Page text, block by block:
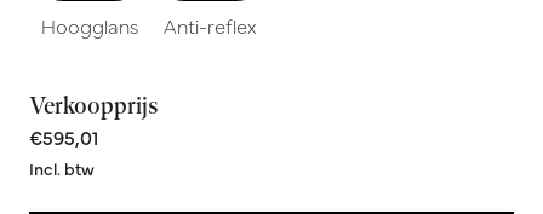
Hoogglans Anti-reflex
Verkoopprijs
€595,01
Incl. btw